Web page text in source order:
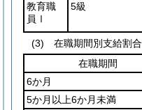
教育職
員Ⅰ
5級
(3)
在職期間別支給割合
在職期間
6か月
5か月以上6か月未満